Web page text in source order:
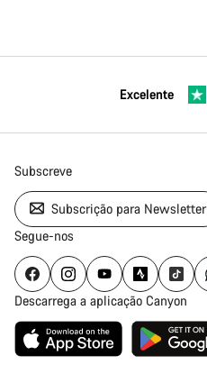
Excelente
Subscreve
Subscrição para Newsletter
Segue-nos
Descarrega a aplicação Canyon